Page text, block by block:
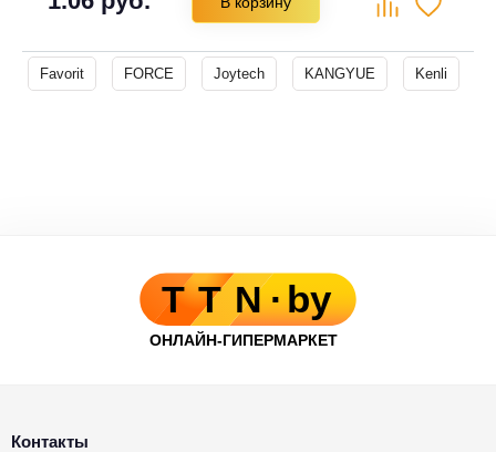
Favorit FORCE Joytech KANGYUE Kenli
Контакты